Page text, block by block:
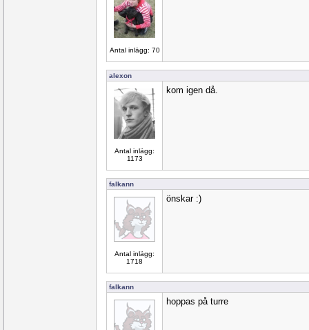
Antal inlägg: 70
alexon
Antal inlägg:
1173
kom igen då.
falkann
Antal inlägg:
1718
önskar :)
falkann
hoppas på turre